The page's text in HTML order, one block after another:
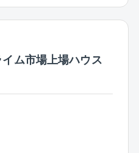
ーカーなどもOKです！
電力です。
月20時間ほどです。
宅を購入された方へのア
べて既存のお客様となり
いです。
あったお客様へのリフォ
部、店舗へ新規来場した
ます。
います。※支店ごとに変動
ム市場上場ハウス